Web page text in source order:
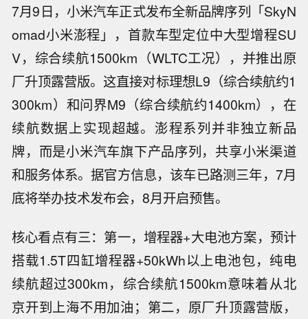
7月9日，小米汽车正式发布全新品牌序列「SkyN
omad小米澎程」，首款车型定位中大型增程SU
V，综合续航1500km（WLTC工况），并推出原
厂升顶露营版。这直接对标理想L9（综合续航约1
300km）和问界M9（综合续航约1400km），在
续航数据上实现超越。澎程系列并非独立新品
牌，而是小米汽车旗下产品序列，共享小米渠道
和服务体系。据官方信息，该车已路测三年，7月
底将举办技术发布会，8月开启预售。
核心看点有三：第一，增程器+大电池方案，预计
搭载1.5T四缸增程器+50kWh以上电池包，纯电
续航超过300km，综合续航1500km意味着从北
京开到上海不用加油；第二，原厂升顶露营版，